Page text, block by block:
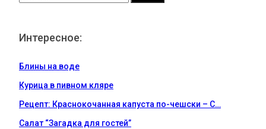
Интересное:
Блины на воде
Курица в пивном кляре
Рецепт: Краснокочанная капуста по-чешски – С…
Салат “Загадка для гостей”